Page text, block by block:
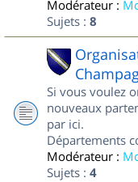
Modérateur :
Sujets : 8
Si vous voulez
nouveaux
par ici.
Départements
Modérateur :
Sujets : 4